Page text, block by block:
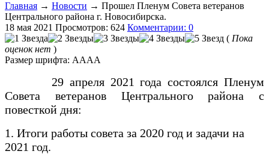
Главная → Новости → Прошел Пленум Совета ветеранов
Центрального района г. Новосибирска.
18 мая 2021 Просмотров: 624 Комментарии: 0
( Пока
оценок нет )
Размер шрифта: AAAA
29 апреля 2021 года состоялся Пленум
Совета ветеранов Центрального района с
повесткой дня:
1. Итоги работы совета за 2020 год и задачи на
2021 год.